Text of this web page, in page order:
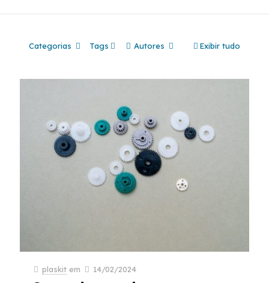
Categorias Tags Autores Exibir tudo
plaskit em 14/02/2024